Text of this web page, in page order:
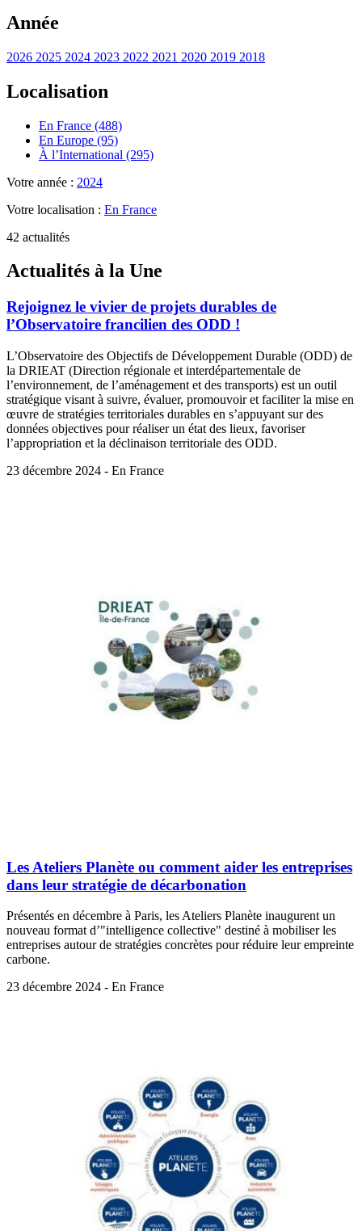
Année
2026 2025 2024 2023 2022 2021 2020 2019 2018
Localisation
En France (488)
En Europe (95)
À l’International (295)
Votre année : 2024
Votre localisation : En France
42 actualités
Actualités à la Une
Rejoignez le vivier de projets durables de
l’Observatoire francilien des ODD !
L’Observatoire des Objectifs de Développement Durable (ODD) de
la DRIEAT (Direction régionale et interdépartementale de
l’environnement, de l’aménagement et des transports) est un outil
stratégique visant à suivre, évaluer, promouvoir et faciliter la mise en
œuvre de stratégies territoriales durables en s’appuyant sur des
données objectives pour réaliser un état des lieux, favoriser
l’appropriation et la déclinaison territoriale des ODD.
23 décembre 2024 - En France
Les Ateliers Planète ou comment aider les entreprises
dans leur stratégie de décarbonation
Présentés en décembre à Paris, les Ateliers Planète inaugurent un
nouveau format d’"intelligence collective" destiné à mobiliser les
entreprises autour de stratégies concrètes pour réduire leur empreinte
carbone.
23 décembre 2024 - En France